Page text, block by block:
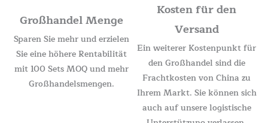
Großhandel Menge
Sparen Sie mehr und erzielen
Sie eine höhere Rentabilität
mit 100 Sets MOQ und mehr
Großhandelsmengen.
Kosten für den
Versand
Ein weiterer Kostenpunkt für
den Großhandel sind die
Frachtkosten von China zu
Ihrem Markt. Sie können sich
auch auf unsere logistische